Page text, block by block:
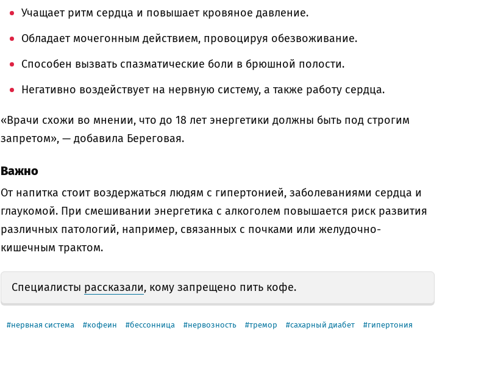
Учащает ритм сердца и повышает кровяное давление.
Обладает мочегонным действием, провоцируя обезвоживание.
Способен вызвать спазматические боли в брюшной полости.
Негативно воздействует на нервную систему, а также работу сердца.
«Врачи схожи во мнении, что до 18 лет энергетики должны быть под строгим
запретом», — добавила Береговая.
Важно
От напитка стоит воздержаться людям с гипертонией, заболеваниями сердца и
глаукомой. При смешивании энергетика с алкоголем повышается риск развития
различных патологий, например, связанных с почками или желудочно-
кишечным трактом.
Специалисты рассказали, кому запрещено пить кофе.
нервная система кофеин бессонница нервозность тремор сахарный диабет гипертония